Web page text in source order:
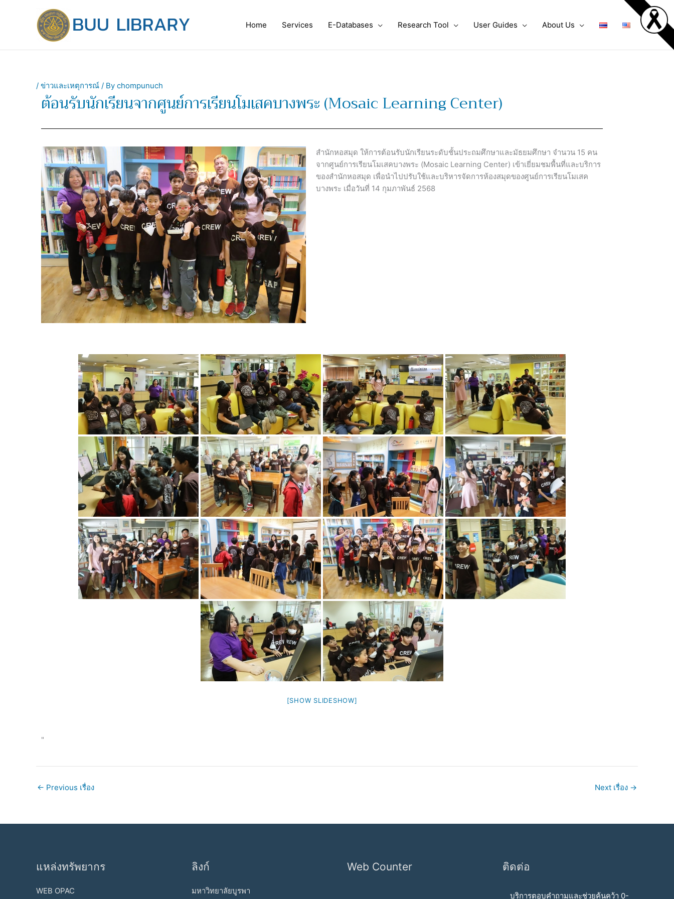
Home Services E-Databases Research Tool User Guides About Us
/ ข่าวและเหตุการณ์ / By chompunuch
ต้อนรับนักเรียนจากศูนย์การเรียนโมเสคบางพระ (Mosaic Learning Center)
สำนักหอสมุด ให้การต้อนรับนักเรียนระดับชั้นประถมศึกษาและมัธยมศึกษา จำนวน 15 คน
จากศูนย์การเรียนโมเสคบางพระ (Mosaic Learning Center) เข้าเยี่ยมชมพื้นที่และบริการ
ของสำนักหอสมุด เพื่อนำไปปรับใช้และบริหารจัดการห้องสมุดของศูนย์การเรียนโมเสค
บางพระ เมื่อวันที่ 14 กุมภาพันธ์ 2568
[SHOW SLIDESHOW]
"
← Previous เรื่อง Next เรื่อง →
แหล่งทรัพยากร
WEB OPAC
ลิงก์
มหาวิทยาลัยบูรพา
Web Counter ติดต่อ
บริการตอบคำถามและช่วยค้นคว้า 0-